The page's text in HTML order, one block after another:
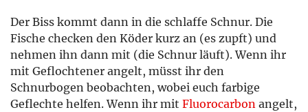
Der Biss kommt dann in die schlaffe Schnur. Die
Fische checken den Köder kurz an (es zupft) und
nehmen ihn dann mit (die Schnur läuft). Wenn ihr
mit Geflochtener angelt, müsst ihr den
Schnurbogen beobachten, wobei euch farbige
Geflechte helfen. Wenn ihr mit Fluorocarbon angelt,